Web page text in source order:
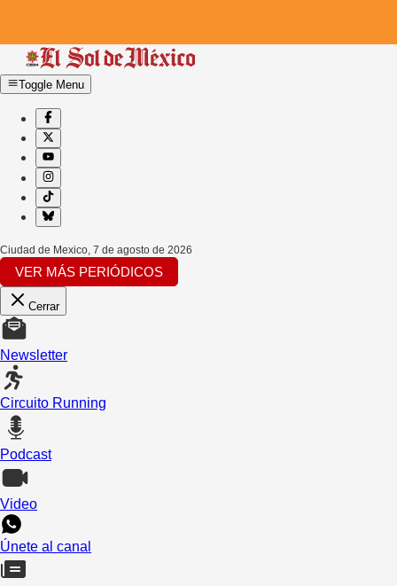
Toggle Menu
Ciudad de Mexico, 7 de agosto de 2026
VER MÁS PERIÓDICOS
Cerrar
Newsletter
Circuito Running
Podcast
Video
Únete al canal